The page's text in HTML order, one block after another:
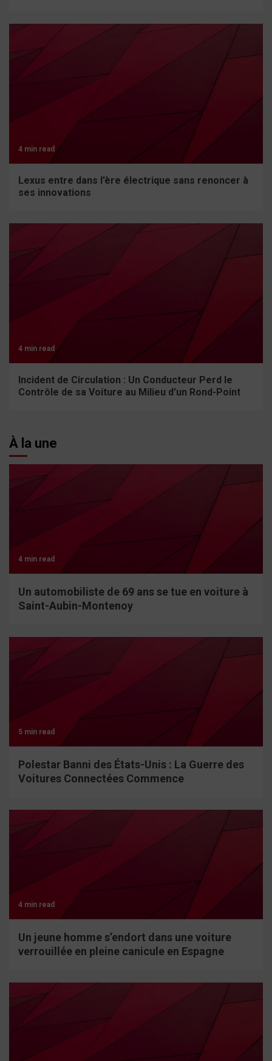
4 min read
Lexus entre dans l’ère électrique sans renoncer à
ses innovations
4 min read
Incident de Circulation : Un Conducteur Perd le
Contrôle de sa Voiture au Milieu d’un Rond-Point
À la une
4 min read
Un automobiliste de 69 ans se tue en voiture à
Saint-Aubin-Montenoy
5 min read
Polestar Banni des États-Unis : La Guerre des
Voitures Connectées Commence
4 min read
Un jeune homme s’endort dans une voiture
verrouillée en pleine canicule en Espagne